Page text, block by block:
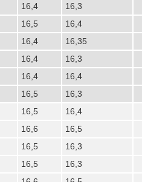
16,4
16,3
16,5
16,4
16,4
16,35
16,4
16,3
16,4
16,4
16,5 16,3
16,5
16,4
16,6
16,5
16,5
16,3
16,5
16,3